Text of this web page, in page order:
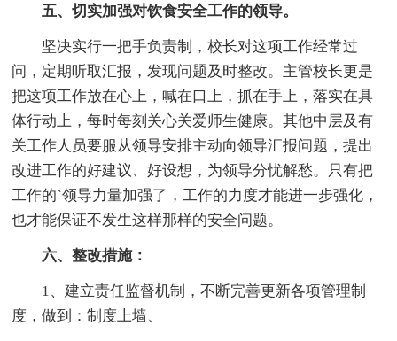
五、切实加强对饮食安全工作的领导。
坚决实行一把手负责制，校长对这项工作经常过
问，定期听取汇报，发现问题及时整改。主管校长更是
把这项工作放在心上，喊在口上，抓在手上，落实在具
体行动上，每时每刻关心关爱师生健康。其他中层及有
关工作人员要服从领导安排主动向领导汇报问题，提出
改进工作的好建议、好设想，为领导分忧解愁。只有把
工作的`领导力量加强了，工作的力度才能进一步强化，
也才能保证不发生这样那样的安全问题。
六、整改措施：
1、建立责任监督机制，不断完善更新各项管理制
度，做到：制度上墙、